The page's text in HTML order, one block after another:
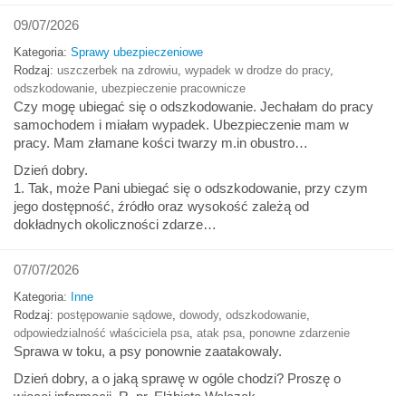
09/07/2026
Kategoria: Sprawy ubezpieczeniowe
Rodzaj: uszczerbek na zdrowiu wypadek w drodze do pracy,
odszkodowanie ubezpieczenie pracownicze
Czy mogę ubiegać się o odszkodowanie. Jechałam do pracy
samochodem i miałam wypadek. Ubezpieczenie mam w
pracy. Mam złamane kości twarzy m.in obustro…
Dzień dobry.
1. Tak, może Pani ubiegać się o odszkodowanie, przy czym
jego dostępność, źródło oraz wysokość zależą od
dokładnych okoliczności zdarze…
07/07/2026
Kategoria: Inne
Rodzaj: postępowanie sądowe dowody, odszkodowanie
odpowiedzialność właściciela psa atak psa ponowne zdarzenie
Sprawa w toku, a psy ponownie zaatakowaly.
Dzień dobry, a o jaką sprawę w ogóle chodzi? Proszę o